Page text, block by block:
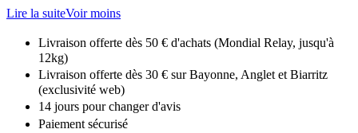
Lire la suiteVoir moins
Livraison offerte dès 50 € d'achats (Mondial Relay, jusqu'à
12kg)
Livraison offerte dès 30 € sur Bayonne, Anglet et Biarritz
(exclusivité web)
14 jours pour changer d'avis
Paiement sécurisé